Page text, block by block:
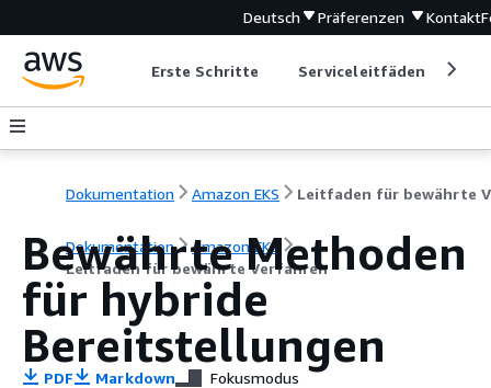
Deutsch Präferenzen Kontakt
Erste Schritte Serviceleitfäden
Dokumentation Amazon EKS
Dokumentation
Amazon EKS
Leitfaden für bewährte Verfahren
Bewährte Methoden
für hybride
Bereitstellungen
PDF Markdown Fokusmodus